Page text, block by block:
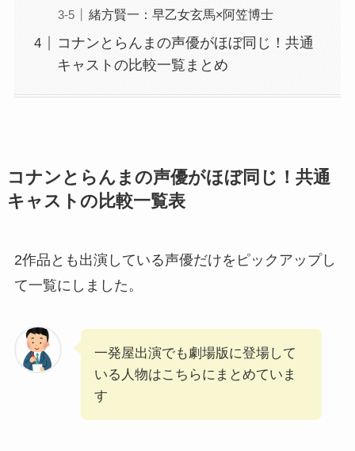
緒方賢一：早乙女玄馬×阿笠博士
コナンとらんまの声優がほぼ同じ！共通
キャストの比較一覧まとめ
コナンとらんまの声優がほぼ同じ！共通
キャストの比較一覧表
2作品とも出演している声優だけをピックアップし
て一覧にしました。
一発屋出演でも劇場版に登場して
いる人物はこちらにまとめていま
す